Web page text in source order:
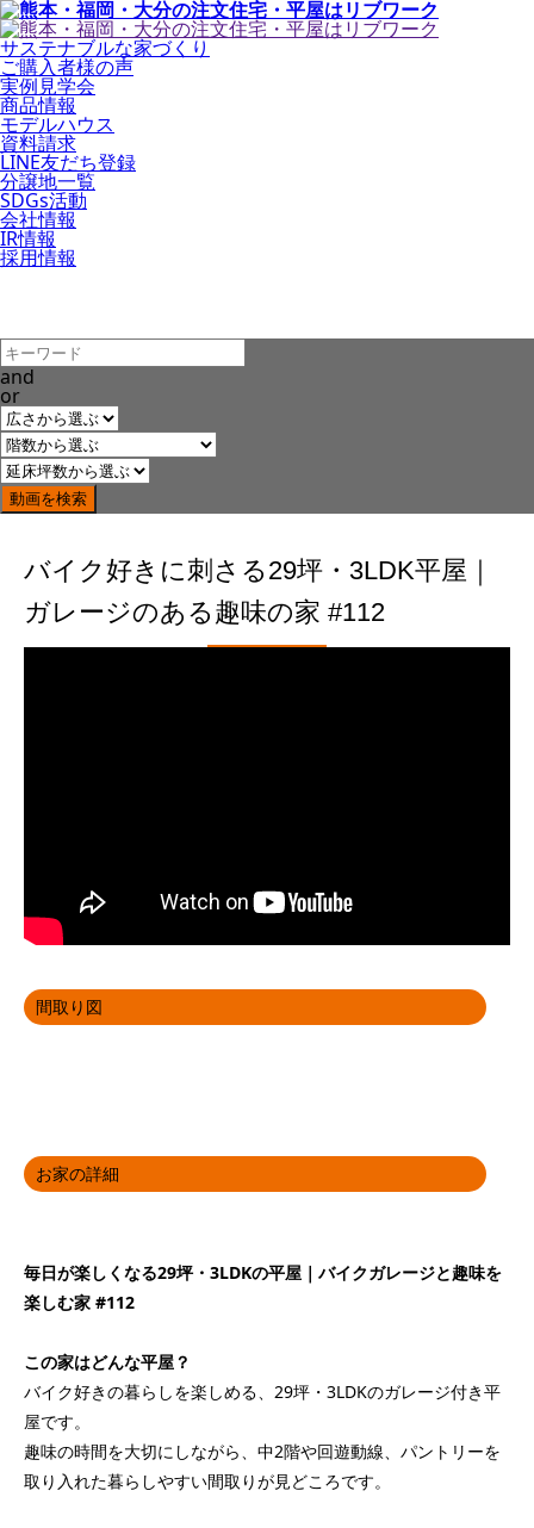
サステナブルな家づくり
ご購入者様の声
実例見学会
商品情報
モデルハウス
資料請求
LINE友だち登録
分譲地一覧
SDGs活動
会社情報
IR情報
採用情報
and
or
バイク好きに刺さる29坪・3LDK平屋｜
ガレージのある趣味の家 #112
間取り図
お家の詳細
毎日が楽しくなる29坪・3LDKの平屋｜バイクガレージと趣味を
楽しむ家 #112
この家はどんな平屋？
バイク好きの暮らしを楽しめる、29坪・3LDKのガレージ付き平
屋です。
趣味の時間を大切にしながら、中2階や回遊動線、パントリーを
取り入れた暮らしやすい間取りが見どころです。